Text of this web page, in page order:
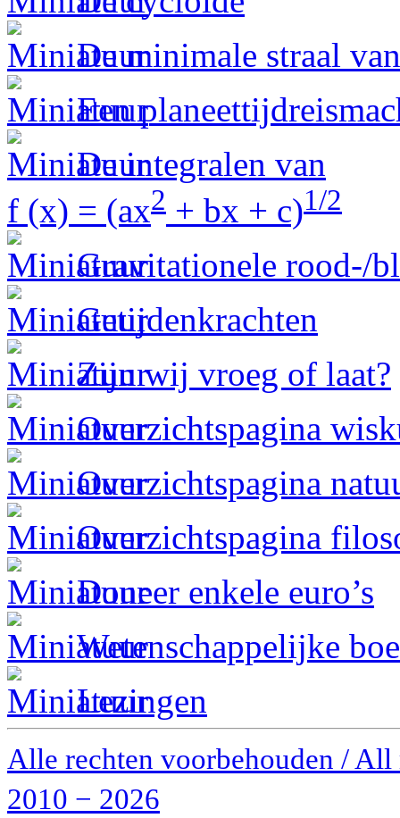
De minimale straal
Een
De integralen van
f (x) = (ax2 + bx + c)1/2
Gravitationele rood-/
Getijdenkrachten
Zijn wij vroeg of laat?
Overzichtspagina
Overzichtspagina
Overzichtspagina
Doneer enkele euro’s
Wetenschappelijke
Lezingen
Alle rechten voorbehouden /
2010 − 2026